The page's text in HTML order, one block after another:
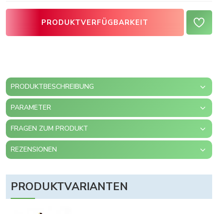
PRODUKTVERFÜGBARKEIT
PRODUKTBESCHREIBUNG
PARAMETER
FRAGEN ZUM PRODUKT
REZENSIONEN
PRODUKTVARIANTEN